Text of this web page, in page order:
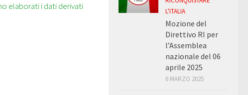
elaborati i dati derivati
L'ITALIA
Mozione del
Direttivo RI per
l’Assemblea
nazionale del 06
aprile 2025
6 MARZO 2025